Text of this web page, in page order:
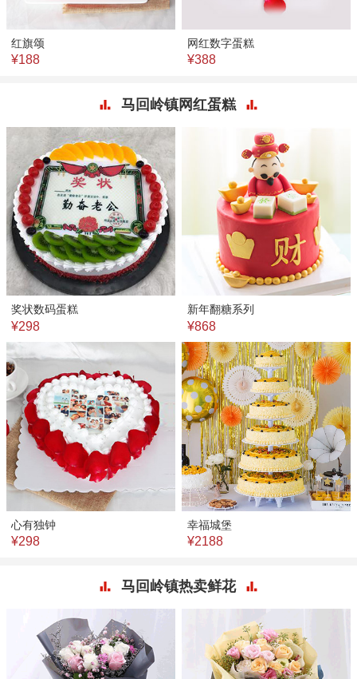
红旗颂
¥188
网红数字蛋糕
¥388
马回岭镇网红蛋糕
奖状数码蛋糕
¥298
新年翻糖系列
¥868
心有独钟
¥298
幸福城堡
¥2188
马回岭镇热卖鲜花